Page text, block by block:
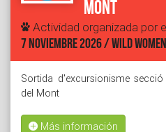
Mont
Actividad organizada por
7 NOVIEMBRE 2026 / WILD
Sortida d'excursionisme
del Mont
Más información